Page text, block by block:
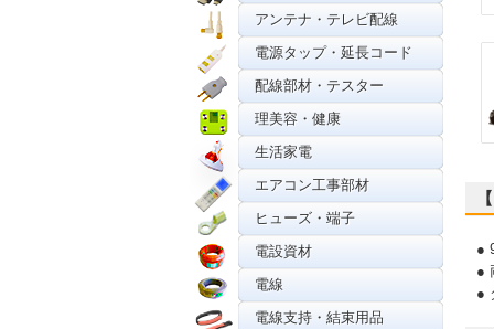
アンテナ・テレビ配線
電源タップ・延長コード
配線部材・テスター
理美容・健康
生活家電
エアコン工事部材
ヒューズ・端子
電設資材
電線
電線支持・結束用品
●
●
●